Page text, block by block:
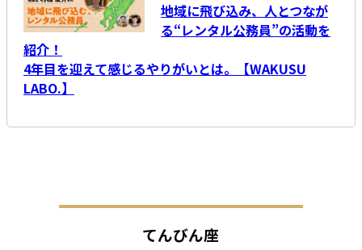
地域に飛び込み、人とつなが
る“レンタル公務員”の活動を
紹介！
4年目を迎えて感じるやりがいとは。【WAKUSU
LABO.】
てんびん座